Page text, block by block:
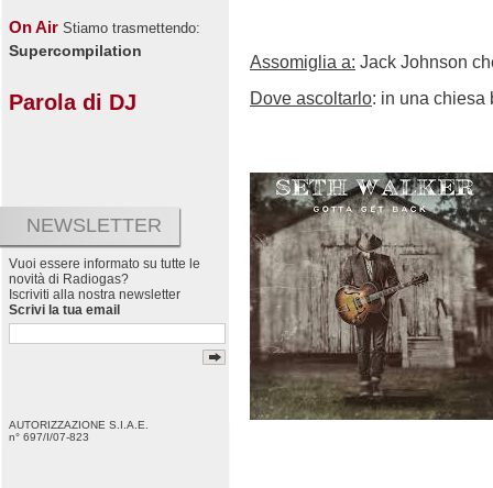
On Air Stiamo trasmettendo:
Supercompilation
Parola di DJ
NEWSLETTER
Vuoi essere informato su tutte le
novità di Radiogas?
Iscriviti alla nostra newsletter
Scrivi la tua email
AUTORIZZAZIONE S.I.A.E.
n° 697/I/07-823
Assomiglia a: Jack Johnson
Dove ascoltarlo: in una chiesa